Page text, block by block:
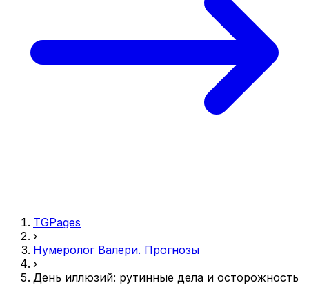
TGPages
›
Нумеролог Валери. Прогнозы
›
День иллюзий: рутинные дела и осторожность